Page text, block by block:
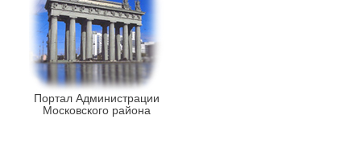
Портал Администрации
Московского района